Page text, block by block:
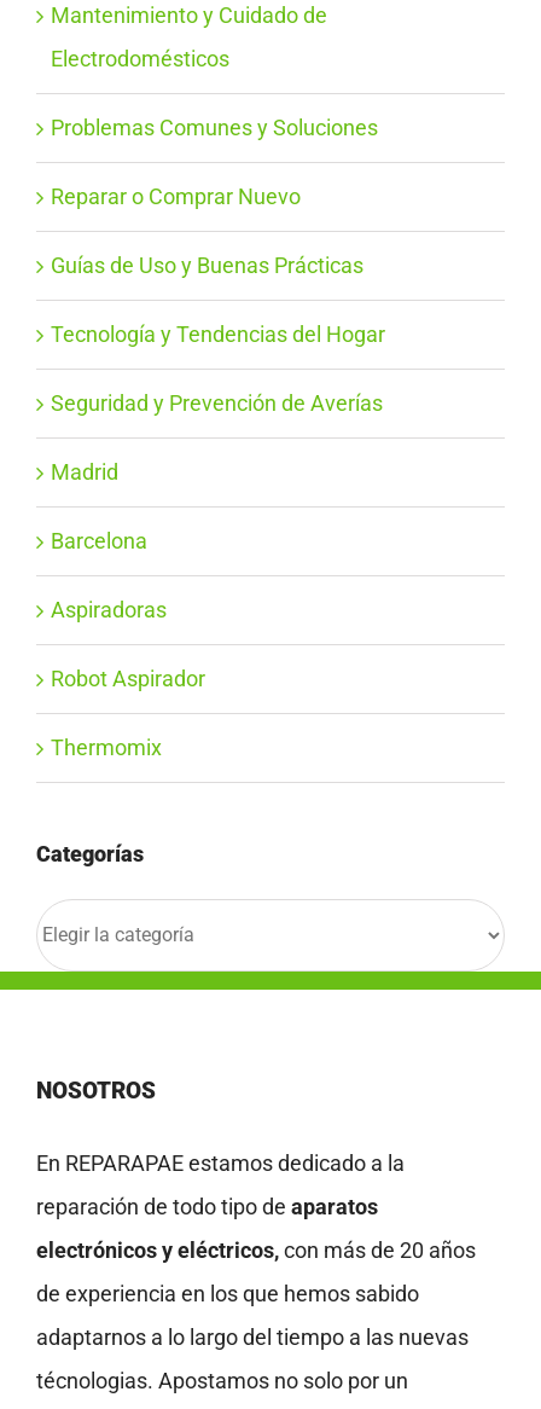
Mantenimiento y Cuidado de
Electrodomésticos
Problemas Comunes y Soluciones
Reparar o Comprar Nuevo
Guías de Uso y Buenas Prácticas
Tecnología y Tendencias del Hogar
Seguridad y Prevención de Averías
Madrid
Barcelona
Aspiradoras
Robot Aspirador
Thermomix
Categorías
Categorías
NOSOTROS
En REPARAPAE estamos dedicado a la
reparación de todo tipo de aparatos
electrónicos y eléctricos,con más de 20 años
de experiencia en los que hemos sabido
adaptarnos a lo largo del tiempo a las nuevas
técnologias. Apostamos no solo por un